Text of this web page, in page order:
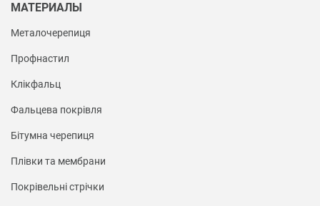
МАТЕРИАЛЫ
Металочерепиця
Профнастил
Клікфальц
Фальцева покрівля
Бітумна черепиця
Плівки та мембрани
Покрівельні стрічки